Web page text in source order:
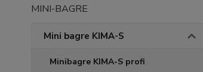
MINI-BAGRE
Mini bagre KIMA-S
Minibagre KIMA-S profi